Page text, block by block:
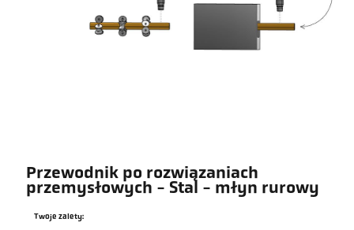
Przewodnik po rozwiązaniach
przemysłowych - Stal - młyn rurowy
Twoje zalety: